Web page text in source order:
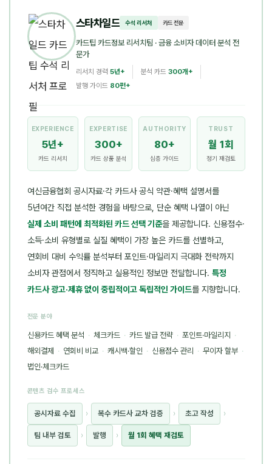
스타차일드 수석 리서처 카드 전문
카드팁 카드정보 리서치팀 · 금융 소비자 데이터 분석 전
문가
리서치 경력 5년+ 분석 카드 300개+
발행 가이드 80편+
EXPERIENCE
5년+
카드 리서치
EXPERTISE
300+
카드 상품 분석
AUTHORITY
80+
심층 가이드
TRUST
월 1회
정기 재검토
여신금융협회 공시자료·각 카드사 공식 약관·혜택 설명서를
5년여간 직접 분석한 경험을 바탕으로, 단순 혜택 나열이 아닌
실제 소비 패턴에 최적화된 카드 선택 기준을 제공합니다. 신용점수·
소득·소비 유형별로 실질 혜택이 가장 높은 카드를 선별하고,
연회비 대비 수익률 분석부터 포인트·마일리지 극대화 전략까지
소비자 관점에서 정직하고 실용적인 정보만 전달합니다. 특정
카드사 광고·제휴 없이 중립적이고 독립적인 가이드를 지향합니다.
전문 분야
신용카드 혜택 분석 · 체크카드 · 카드 발급 전략 · 포인트·마일리지 ·
해외결제 · 연회비 비교 · 캐시백·할인 · 신용점수 관리 · 무이자 할부 ·
법인·체크카드
콘텐츠 검수 프로세스
공시자료 수집 › 복수 카드사 교차 검증 › 초고 작성 ›
팀 내부 검토 › 발행 › 월 1회 혜택 재검토